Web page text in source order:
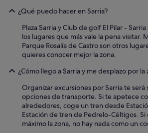
¿Qué puedo hacer en Sarria?
Plaza Sarria y Club de golf El Pilar -
los lugares que más vale la pena visitar.
Parque Rosalía de Castro son otros
quieres conocer mejor la zona.
¿Cómo llego a Sarria y me desplazo por la
Organizar excursiones por Sarria te será
opciones de transporte. Si te apetece
alrededores, coge un tren desde
Estación de tren de Pedrelo-Céltigos. Si
máximo la zona, no hay nada como un